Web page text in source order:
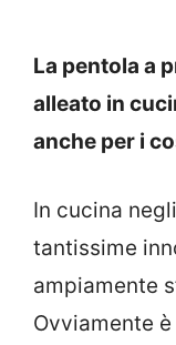
La pentola a
alleato in
anche per i
In cucina
tantissime
ampiamente
Ovviamente